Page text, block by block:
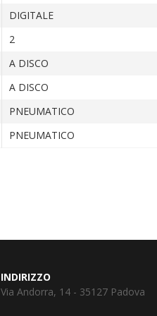
DIGITALE
2
A DISCO
A DISCO
PNEUMATICO
PNEUMATICO
INDIRIZZO
Via Andorra, 14 - 35127 Padova